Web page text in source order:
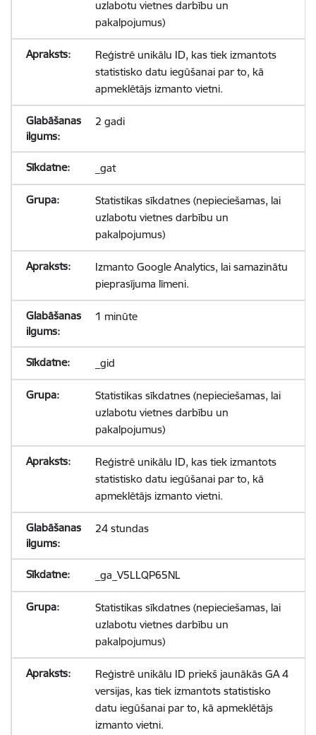
uzlabotu vietnes darbību un
pakalpojumus)
Reģistrē unikālu ID, kas tiek izmantots
statistisko datu iegūšanai par to, kā
apmeklētājs izmanto vietni.
2 gadi
_gat
Statistikas sīkdatnes (nepieciešamas, lai
uzlabotu vietnes darbību un
pakalpojumus)
Izmanto Google Analytics, lai samazinātu
pieprasījuma līmeni.
1 minūte
_gid
Statistikas sīkdatnes (nepieciešamas, lai
uzlabotu vietnes darbību un
pakalpojumus)
Reģistrē unikālu ID, kas tiek izmantots
statistisko datu iegūšanai par to, kā
apmeklētājs izmanto vietni.
24 stundas
_ga_V5LLQP65NL
Statistikas sīkdatnes (nepieciešamas, lai
uzlabotu vietnes darbību un
pakalpojumus)
Reģistrē unikālu ID priekš jaunākās GA 4
versijas, kas tiek izmantots statistisko
datu iegūšanai par to, kā apmeklētājs
izmanto vietni.